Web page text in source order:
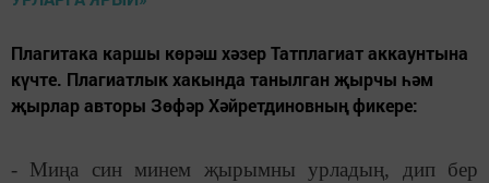
Плагитака каршы көрәш хәзер Татплагиат аккаунтына
күчте. Плагиатлык хакында танылган җырчы һәм
җырлар авторы Зөфәр Хәйретдиновның фикере:
- Миңа син минем җырымны урладың, дип бер